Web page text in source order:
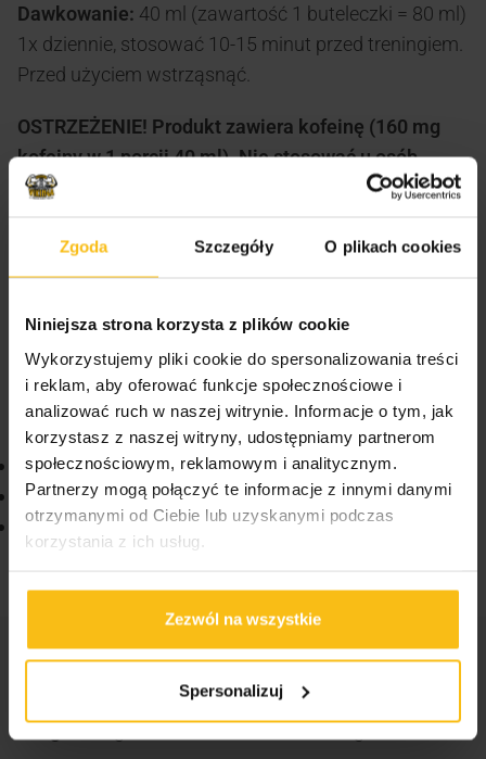
Zgoda Szczegóły O plikach cookies
Niniejsza strona korzysta z plików cookie
Wykorzystujemy pliki cookie do spersonalizowania treści
i reklam, aby oferować funkcje społecznościowe i
analizować ruch w naszej witrynie. Informacje o tym, jak
korzystasz z naszej witryny, udostępniamy partnerom
społecznościowym, reklamowym i analitycznym.
Partnerzy mogą połączyć te informacje z innymi danymi
otrzymanymi od Ciebie lub uzyskanymi podczas
korzystania z ich usług.
Zezwól na wszystkie
Spersonalizuj
Dawkowanie: 40 ml (zawartość 1 buteleczki = 80 ml)
1x dziennie, stosować 10-15 minut przed treningiem.
Przed użyciem wstrząsnąć.
OSTRZEŻENIE! Produkt zawiera kofeinę (160 mg
kofeiny w 1 porcji 40 ml). Nie stosować u osób
poniżej 18 roku życia, kobiet w ciąży lub
nadciśnienie, choroby serca, lub mających kłopoty
ze snem.
VIKINGU! Sprawdź także inne produkty Genius
dostępne na naszej stronie:
Kreatyna Genius Nutrition Crea F7 405 g
Genius Nutrition iBCAA 450 g
Witaminy w saszetkach – Genius Nutrition ElitePak
30 saszetek
Kategorie:Genius,Przedtreningówki,Shoty
przedtreningowe
Tagi:Energia,PreWorkout,Przedtreningówka,Shot